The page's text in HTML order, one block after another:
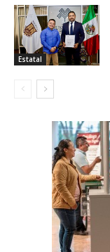
Estatal